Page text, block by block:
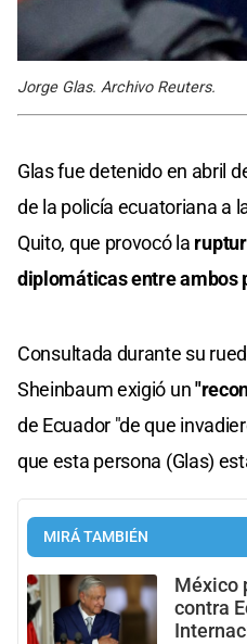
Jorge Glas. Archivo Reuters.
Glas fue detenido en abril
de la policía ecuatoriana a
Quito, que provocó la
diplomáticas entre ambos
Consultada durante su
Sheinbaum exigió un
de Ecuador "de que
que esta persona (Glas)
MIRÁ TAMBIÉN
México
contra